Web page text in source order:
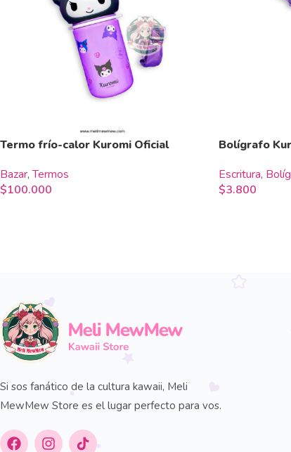
Termo frío-calor Kuromi Oficial
Bazar, Termos
$100.000
Bolígrafo
Escritura,
$3.800
Si sos fanático de la cultura kawaii, Meli
MewMew Store es el lugar perfecto para vos.